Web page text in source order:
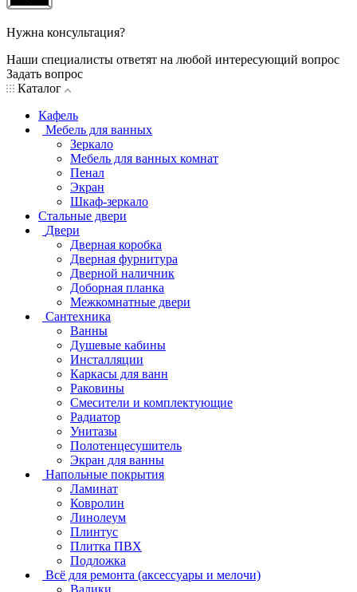
Нужна консультация?
Наши специалисты ответят на любой интересующий вопрос
Задать вопрос
Каталог
Кафель
Мебель для ванных
Зеркало
Мебель для ванных комнат
Пенал
Экран
Шкаф-зеркало
Стальные двери
Двери
Дверная коробка
Дверная фурнитура
Дверной наличник
Доборная планка
Межкомнатные двери
Сантехника
Ванны
Душевые кабины
Инсталляции
Каркасы для ванн
Раковины
Смесители и комплектующие
Радиатор
Унитазы
Полотенцесушитель
Экран для ванны
Напольные покрытия
Ламинат
Ковролин
Линолеум
Плинтус
Плитка ПВХ
Подложка
Всё для ремонта (аксессуары и мелочи)
Валики